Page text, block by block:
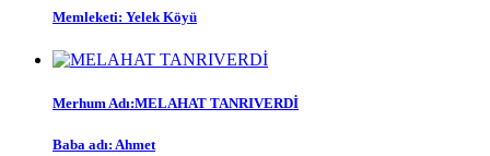
Memleketi: Yelek Köyü
Merhum Adı:MELAHAT TANRIVERDİ
Baba adı: Ahmet